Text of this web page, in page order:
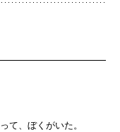
て、ぼくがいた。